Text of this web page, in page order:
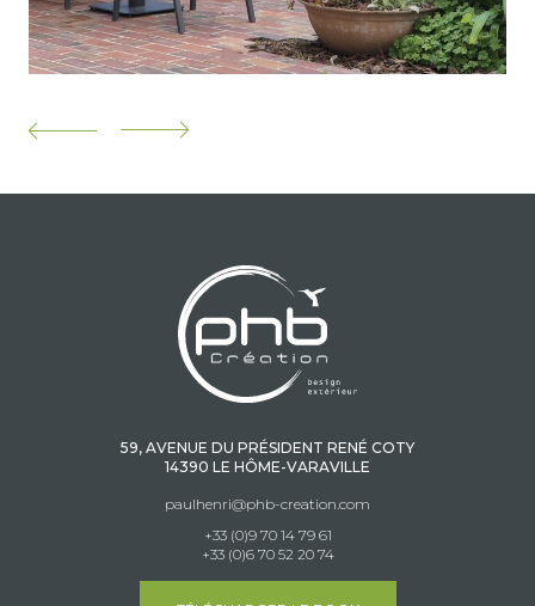
59, AVENUE DU PRÉSIDENT RENÉ COTY
14390 LE HÔME-VARAVILLE
paulhenri@phb-creation.com
+33 (0)9 70 14 79 61
+33 (0)6 70 52 20 74